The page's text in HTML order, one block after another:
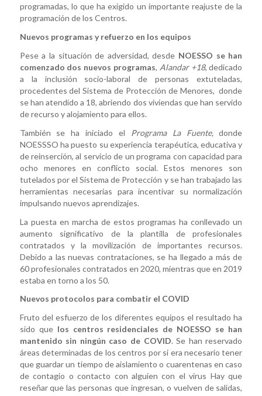
programadas, lo que ha exigido un importante reajuste de la
programación de los Centros.
Nuevos programas y refuerzo en los equipos
Pese a la situación de adversidad, desde NOESSO se han
comenzado dos nuevos programas, Alandar +18, dedicado
a la inclusión socio-laboral de personas extuteladas,
procedentes del Sistema de Protección de Menores, donde
se han atendido a 18, abriendo dos viviendas que han servido
de recurso y alojamiento para ellos.
También se ha iniciado el Programa La Fuente,donde
NOESSSO ha puesto su experiencia terapéutica, educativa y
de reinserción, al servicio de un programa con capacidad para
ocho menores en conflicto social. Estos menores son
tutelados por el Sistema de Protección y se han trabajado las
herramientas necesarias para incentivar su normalización
impulsando nuevos aprendizajes.
La puesta en marcha de estos programas ha conllevado un
aumento significativo de la plantilla de profesionales
contratados y la movilización de importantes recursos.
Debido a las nuevas contrataciones, se ha llegado a más de
60 profesionales contratados en 2020, mientras que en 2019
estaba en torno a los 50.
Nuevos protocolos para combatir el COVID
Fruto del esfuerzo de los diferentes equipos el resultado ha
sido que los centros residenciales de NOESSO se han
mantenido sin ningún caso de COVID. Se han reservado
áreas determinadas de los centros por si era necesario tener
que guardar un tiempo de aislamiento o cuarentenas en caso
de contagio o contacto con alguien con el virus Hay que
reseñar que las personas que ingresan, o vuelven de salidas,